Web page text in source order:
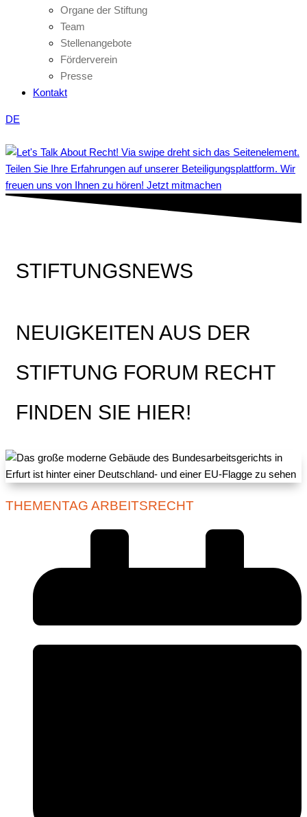
Organe der Stiftung
Team
Stellenangebote
Förderverein
Presse
Kontakt
DE
Teilen Sie Ihre Erfahrungen auf unserer Beteiligungsplattform. Wir
freuen uns von Ihnen zu hören! Jetzt mitmachen
STIFTUNGSNEWS
NEUIGKEITEN AUS DER
STIFTUNG FORUM RECHT
FINDEN SIE HIER!
THEMENTAG ARBEITSRECHT